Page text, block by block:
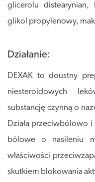
glicerolu distearynian,
glikol propylenowy,
Działanie:
DEXAK to doustny
niesteroidowych
substancję czynną o
Działa przeciwbólowo
bólowe o nasileniu
właściwości
skutkiem blokowania